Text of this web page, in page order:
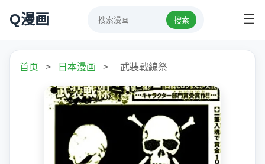
Q漫画 搜索 ☰
首页 > 日本漫画 > 武裝戰線祭